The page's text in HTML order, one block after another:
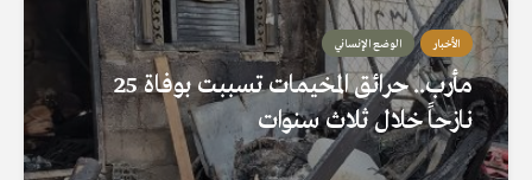
الأخبار الوضع الإنساني
مأرب.. حرائق المخيمات تسببت بوفاة 25
نازحاً خلال ثلاث سنوات